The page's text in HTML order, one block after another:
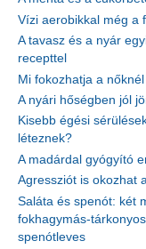
Vízi aerobikkal még a
A tavasz és a nyár
recepttel
Mi fokozhatja a
A nyári hőségben jól
Kisebb égési
léteznek?
A madárdal gyógyító
Agressziót is okozhat
Saláta és spenót: két
fokhagymás-
spenótleves